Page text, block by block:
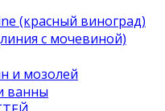
(красный виноград)
с мочевиной)
и мозолей
ванны